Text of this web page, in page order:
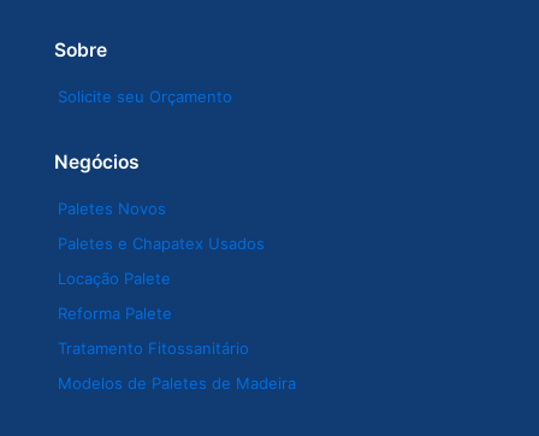
Sobre
Solicite seu Orçamento
Negócios
Paletes Novos
Paletes e Chapatex Usados
Locação Palete
Reforma Palete
Tratamento Fitossanitário
Modelos de Paletes de Madeira